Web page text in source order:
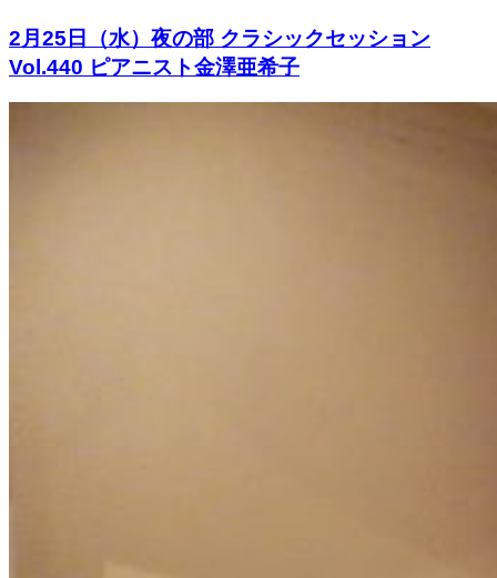
2月25日（水）夜の部 クラシックセッション
Vol.440 ピアニスト金澤亜希子